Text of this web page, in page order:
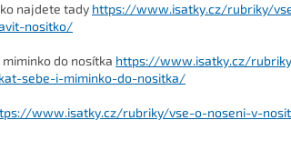
najdete tady https://www.isatky.cz/rubriky/
nositko/
do nosítka https://www.isatky.cz/
sebe-i-miminko-do-nositka/
www.isatky.cz/rubriky/vse-o-noseni-v-